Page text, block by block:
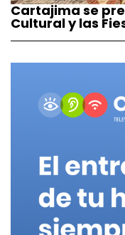
Cartajima se
Cultural y las